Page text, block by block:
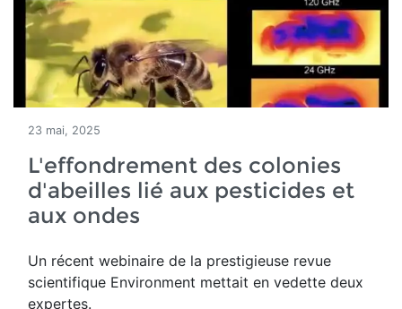
23 mai, 2025
L'effondrement des colonies
d'abeilles lié aux pesticides et
aux ondes
Un récent webinaire de la prestigieuse revue
scientifique Environment mettait en vedette deux
expertes.